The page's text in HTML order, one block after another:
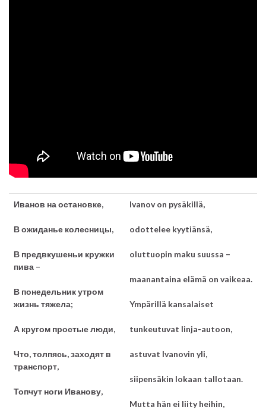
Иванов на остановке,
В ожиданье колесницы,
В предвкушеньи кружки
пива –
В понедельник утром
жизнь тяжела;
А кругом простые люди,
Что, толпясь, заходят в
транспорт,
Топчут ноги Иванову,
Ivanov on pysäkillä,
odottelee kyytiänsä,
oluttuopin maku suussa –
maanantaina elämä on vaikeaa.
Ympärillä kansalaiset
tunkeutuvat linja-autoon,
astuvat Ivanovin yli,
siipensäkin lokaan tallotaan.
Mutta hän ei liity heihin,